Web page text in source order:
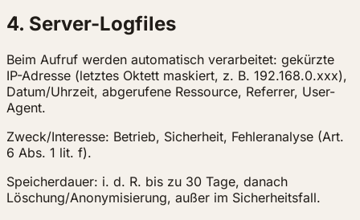
4. Server-Logfiles
Beim Aufruf werden automatisch verarbeitet: gekürzte
IP-Adresse (letztes Oktett maskiert, z. B. 192.168.0.xxx),
Datum/Uhrzeit, abgerufene Ressource, Referrer, User-
Agent.
Zweck/Interesse: Betrieb, Sicherheit, Fehleranalyse (Art.
6 Abs. 1 lit. f).
Speicherdauer: i. d. R. bis zu 30 Tage, danach
Löschung/Anonymisierung, außer im Sicherheitsfall.